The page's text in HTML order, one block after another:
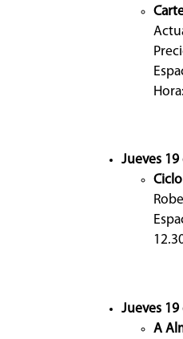
Jueves
Jueves
A